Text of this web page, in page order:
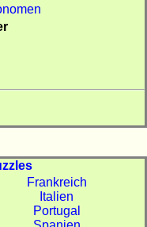
Frankreich
Italien
Portugal